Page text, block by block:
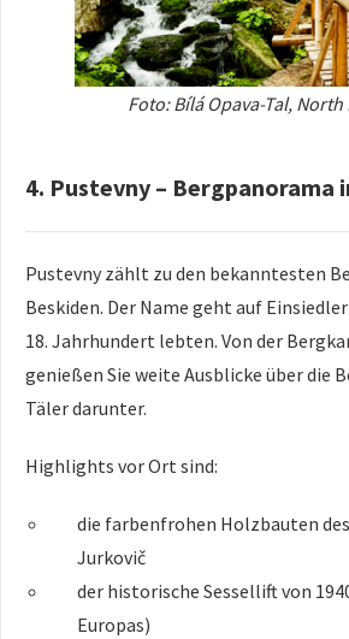
Foto: Bílá Opava-Tal,
4. Pustevny – Bergpanorama
Pustevny zählt zu den bekanntesten
Beskiden. Der Name geht auf
18. Jahrhundert lebten. Von der
genießen Sie weite Ausblicke über die
Täler darunter.
Highlights vor Ort sind:
die farbenfrohen Holzbauten
Jurkovič
der historische Sessellift von
Europas)